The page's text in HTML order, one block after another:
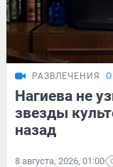
РАЗВЛЕЧЕНИЯ
Нагиева не
звезды
назад
8 августа, 2026, 01:00